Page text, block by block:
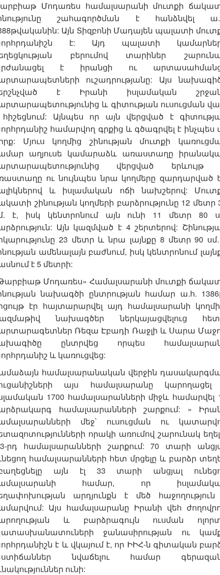
Մոդառես համալսարանի մուտքի
շահագործման է հանձնվել
Այն Տիզբոնի Մադայեն պալատի
է: Այդ պալատի
բերումով տարիներ
է իրանցի ու
ուշադրությանը: Այս
է Իրանի իսլամական
և գիտության ուսուցման
Այնպես որ այն վերցված է
համարվող գրքից և գծագրվել է ինչպես
Մյուս կողմից շինության մուտքի
աղյուսե կամարաձև առաստաղը
վերցված երևույթ
ու նույնպես նրա կողմերը զարդարված
և իսլամական ոճի նախշերով:
շինության կողմերի բարձրությունը 12 մետր
է, իսկ կենտրոնում այն ունի 11 մետր 80
Այն կազմված է 4 շերտերով:
23 մետր և նրա լայնքը 8 մետր 90
ամենալայն բաժնում, իսկ կենտրոնում
է 5 մետրի:
Մոդառես» Համալսարանի մուտքի
նախագծի ընտրության համար ա.հ.
էր հայտարարվել այդ համալսարանի
նախագծեր ներկայացվելուց
Ռեզա Էբադի Ռաջլի և Սարա
ընտրվեց որպես
և կառուցվեց:
համալսարանական վերջին
այս համալսարանը կարողացել
1700 համալսարանների միջև համարվել
համալսարանների շարքում: »
մեջ՝ ուսուցման ու
որակի առումով շարունակ
3-րդ համալսարանների շարքում: 70 տարի
համալսարանների հետ մրցելը և բարձր
այն էլ 33 տարի անցյալ
համար, որ
արդյունքն է մեծ
Այս համալսարանը Իրանի վեհ
և բարձրագույն ուսման
ջանասիրության ու
է և վկայում է, որ ԻԻՀ-ն գիտական
նվաճելու համար
ունի: